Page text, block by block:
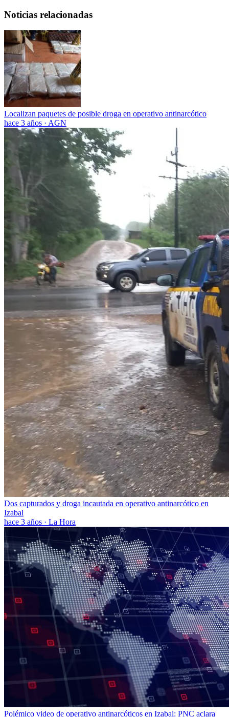
Noticias relacionadas
Localizan paquetes de posible droga en operativo antinarcótico
hace 3 años · AGN
Dos capturados y droga incautada en operativo antinarcótico en
Izabal
hace 3 años · La Hora
Polémico video de operativo antinarcóticos en Izabal: PNC aclara